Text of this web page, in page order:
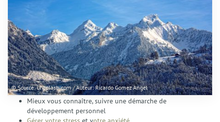
Actualités
FAQ
Contact
© Source: unsplash.com / Auteur: Ricardo Gomez Angel
Mieux vous connaître, suivre une démarche de
développement personnel